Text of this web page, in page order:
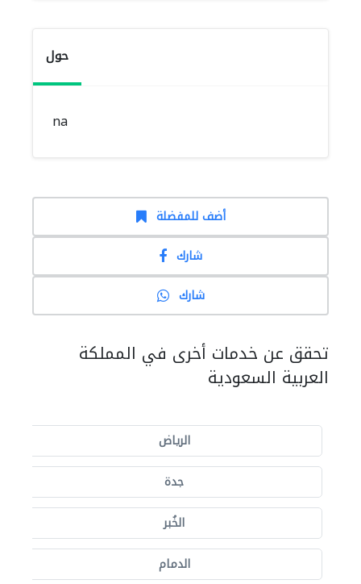
حول
na
أضف للمفضلة
شارك
شارك
تحقق عن خدمات أخرى في المملكة
العربية السعودية
الرياض
جدة
الخُبر
الدمام